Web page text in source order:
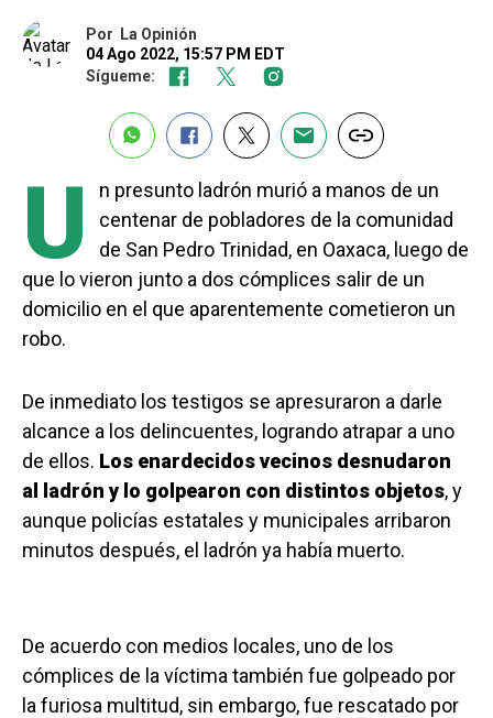
Por La Opinión
04 Ago 2022, 15:57 PM EDT
Sígueme:
U
n presunto ladrón murió a manos de un
centenar de pobladores de la comunidad
de San Pedro Trinidad, en Oaxaca, luego de
que lo vieron junto a dos cómplices salir de un
domicilio en el que aparentemente cometieron un
robo.
De inmediato los testigos se apresuraron a darle
alcance a los delincuentes, logrando atrapar a uno
de ellos. Los enardecidos vecinos desnudaron
al ladrón y lo golpearon con distintos objetos, y
aunque policías estatales y municipales arribaron
minutos después, el ladrón ya había muerto.
De acuerdo con medios locales, uno de los
cómplices de la víctima también fue golpeado por
la furiosa multitud, sin embargo, fue rescatado por